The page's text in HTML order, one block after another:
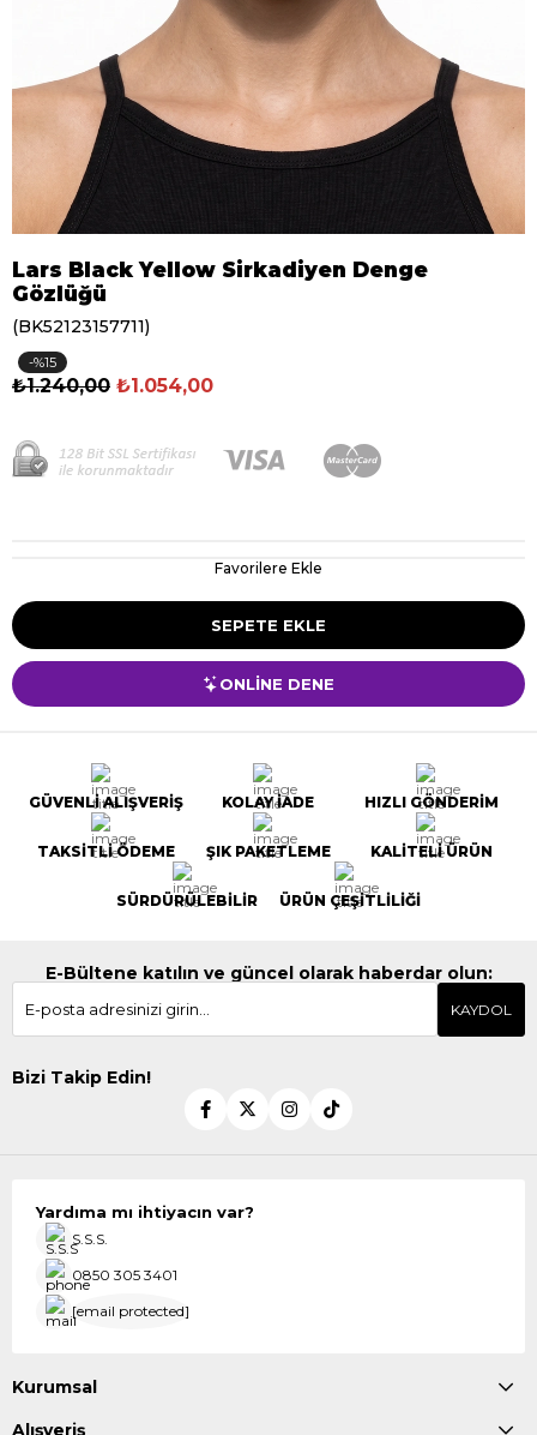
Lars Black Yellow Sirkadiyen Denge
Gözlüğü
(BK52123157711)
15
₺1.240,00 ₺1.054,00
Favorilere Ekle
ONLİNE DENE
GÜVENLİ ALIŞVERİŞ KOLAY İADE HIZLI GÖNDERİM
TAKSİTLİ ÖDEME ŞIK PAKETLEME KALİTELİ ÜRÜN
SÜRDÜRÜLEBİLİR ÜRÜN ÇEŞİTLİLİĞİ
E-Bültene katılın ve güncel olarak haberdar olun:
KAYDOL
Bizi Takip Edin!
Yardıma mı ihtiyacın var?
S.S.S.
0850 305 3401
[email protected]
Kurumsal
Alışveriş